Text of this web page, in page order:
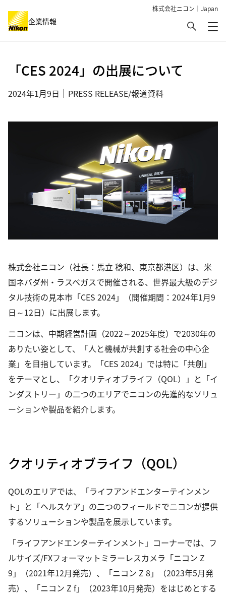
株式会社ニコン｜Japan
企業情報 検索
メ
「CES 2024」の出展について
2024年1月9日 PRESS RELEASE/報道資料
株式会社ニコン（社長：馬立 稔和、東京都港区）は、米
国ネバダ州・ラスベガスで開催される、世界最大級のデジ
タル技術の見本市「CES 2024」（開催期間：2024年1月9
日～12日）に出展します。
ニコンは、中期経営計画（2022～2025年度）で2030年の
ありたい姿として、「人と機械が共創する社会の中心企
業」を目指しています。「CES 2024」では特に「共創」
をテーマとし、「クオリティオブライフ（QOL）」と「イ
ンダストリー」の二つのエリアでニコンの先進的なソリュ
ーションや製品を紹介します。
クオリティオブライフ（QOL）
QOLのエリアでは、「ライフアンドエンターテインメン
ト」と「ヘルスケア」の二つのフィールドでニコンが提供
するソリューションや製品を展示しています。
「ライフアンドエンターテインメント」コーナーでは、フ
ルサイズ/FXフォーマットミラーレスカメラ「ニコン Z
9」（2021年12月発売）、「ニコン Z 8」（2023年5月発
売）、「ニコン Z f」（2023年10月発売）をはじめとする